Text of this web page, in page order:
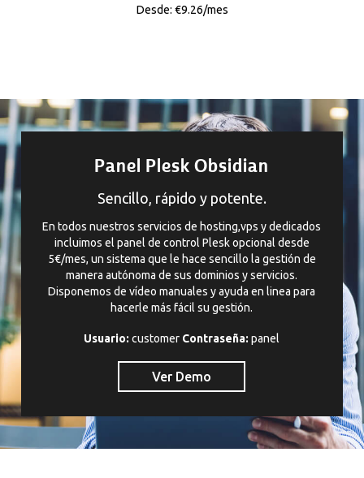
Desde: €9.26/mes
Panel Plesk Obsidian
Sencillo, rápido y potente.
En todos nuestros servicios de hosting,vps y dedicados
incluimos el panel de control Plesk opcional desde
5€/mes, un sistema que le hace sencillo la gestión de
manera autónoma de sus dominios y servicios.
Disponemos de vídeo manuales y ayuda en linea para
hacerle más fácil su gestión.
Usuario: customer Contraseña: panel
Ver Demo